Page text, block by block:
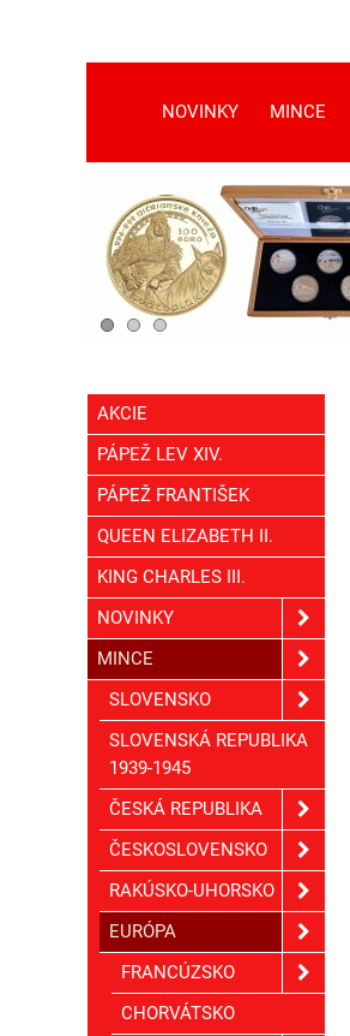
NOVINKY MINCE
AKCIE
PÁPEŽ LEV XIV.
PÁPEŽ FRANTIŠEK
QUEEN ELIZABETH II.
KING CHARLES III.
NOVINKY
MINCE
SLOVENSKO
SLOVENSKÁ REPUBLIKA
1939-1945
ČESKÁ REPUBLIKA
ČESKOSLOVENSKO
RAKÚSKO-UHORSKO
EURÓPA
FRANCÚZSKO
CHORVÁTSKO